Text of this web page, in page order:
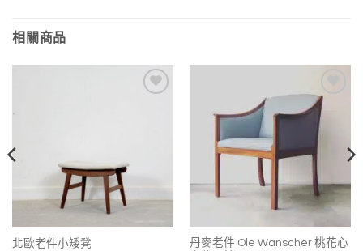
相關商品
北歐老件小矮凳
丹麥老件 Ole Wanscher 桃花心